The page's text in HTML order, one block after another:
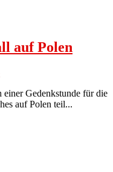
auf Polen
einer Gedenkstunde für die
auf Polen teil...